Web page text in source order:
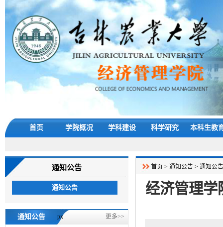
首页 学院概况 学科建设 科学研究 本科生教
通知公告
通知公告
px
通知公告 更多>>
首页 > 通知公告 > 通知公告
经济管理学